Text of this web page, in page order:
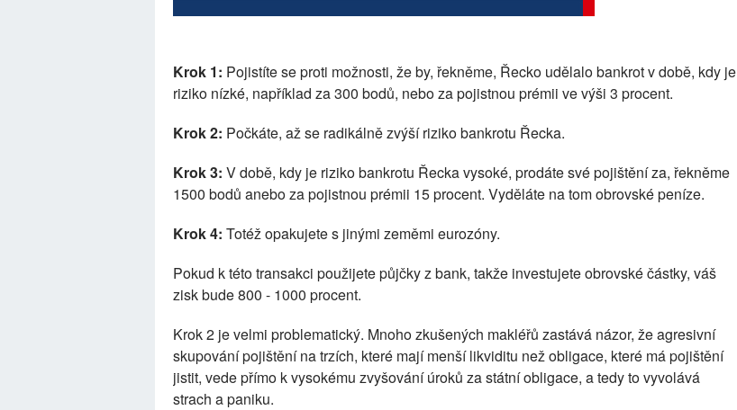
Krok 1: Pojistíte se proti možnosti, že by, řekněme, Řecko udělalo bankrot v době, kdy je
riziko nízké, například za 300 bodů, nebo za pojistnou prémii ve výši 3 procent.
Krok 2: Počkáte, až se radikálně zvýší riziko bankrotu Řecka.
Krok 3: V době, kdy je riziko bankrotu Řecka vysoké, prodáte své pojištění za, řekněme
1500 bodů anebo za pojistnou prémii 15 procent. Vyděláte na tom obrovské peníze.
Krok 4: Totéž opakujete s jinými zeměmi eurozóny.
Pokud k této transakci použijete půjčky z bank, takže investujete obrovské částky, váš
zisk bude 800 - 1000 procent.
Krok 2 je velmi problematický. Mnoho zkušených makléřů zastává názor, že agresivní
skupování pojištění na trzích, které mají menší likviditu než obligace, které má pojištění
jistit, vede přímo k vysokému zvyšování úroků za státní obligace, a tedy to vyvolává
strach a paniku.